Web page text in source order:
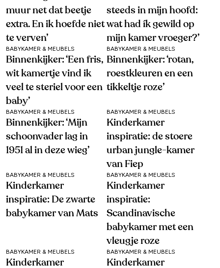
muur net dat beetje
extra. En ik hoefde niet
te verven’
steeds in mijn hoofd:
wat had ík gewild op
mijn kamer vroeger?’
BABYKAMER & MEUBELS
Binnenkijker: ‘Een fris,
wit kamertje vind ik
veel te steriel voor een
baby’
BABYKAMER & MEUBELS
Binnenkijker: ‘rotan,
roestkleuren en een
tikkeltje roze’
BABYKAMER & MEUBELS
Binnenkijker: ‘Mijn
schoonvader lag in
1951 al in deze wieg’
BABYKAMER & MEUBELS
Kinderkamer
inspiratie: de stoere
urban jungle-kamer
van Fiep
BABYKAMER & MEUBELS
Kinderkamer
inspiratie: De zwarte
babykamer van Mats
BABYKAMER & MEUBELS
Kinderkamer
inspiratie:
Scandinavische
babykamer met een
vleugje roze
BABYKAMER & MEUBELS
Kinderkamer
BABYKAMER & MEUBELS
Kinderkamer